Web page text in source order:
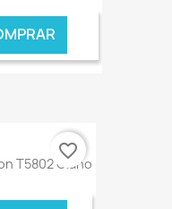
T5802 Ciano
favorite_border